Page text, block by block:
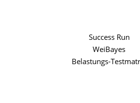
Success Run
WeiBayes
Belastungs-